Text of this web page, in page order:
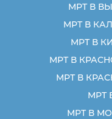
МРТ В
МРТ В
МРТ В
МРТ В
МРТ В
МРТ
МРТ В